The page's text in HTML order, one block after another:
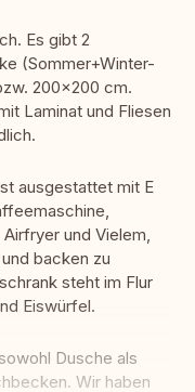
Es gibt 2
(Sommer+Winter-
200x200 cm.
Laminat und Fliesen
ausgestattet mit E
und Vielem,
backen zu
steht im Flur
Eiswürfel.
Dusche als
Wir haben